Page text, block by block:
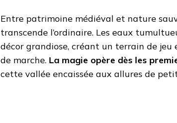
Entre patrimoine médiéval et nature
transcende l’ordinaire. Les eaux
décor grandiose, créant un terrain de
de marche. La magie opère dès les
cette vallée encaissée aux allures de